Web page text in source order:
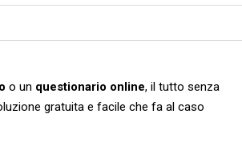
o un questionario online, il tutto senza
gratuita e facile che fa al caso